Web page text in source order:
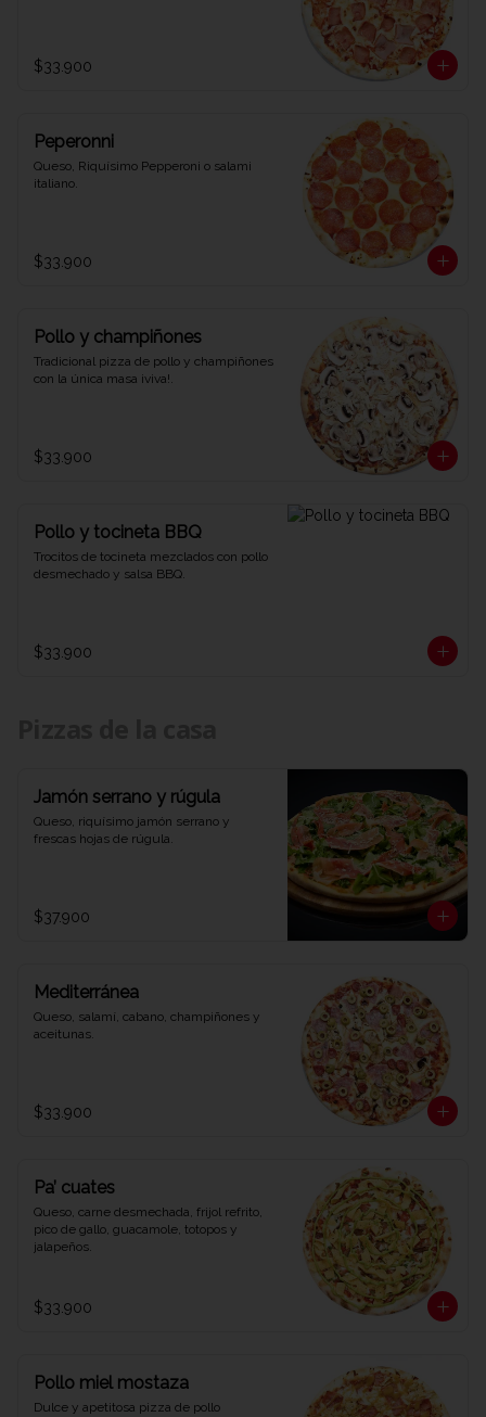
$33.900
Peperonni
Queso, Riquísimo Pepperoni o salami
italiano.
$33.900
Pollo y champiñones
Tradicional pizza de pollo y champiñones
con la única masa ¡viva!.
$33.900
Pollo y tocineta BBQ
Trocitos de tocineta mezclados con pollo
desmechado y salsa BBQ.
$33.900
Jamón serrano y rúgula
Queso, riquísimo jamón serrano y
frescas hojas de rúgula.
$37.900
Mediterránea
Queso, salamí, cabano, champiñones y
aceitunas.
$33.900
Pa’ cuates
Queso, carne desmechada, frijol refrito,
pico de gallo, guacamole, totopos y
jalapeños.
$33.900
Pollo miel mostaza
Dulce y apetitosa pizza de pollo